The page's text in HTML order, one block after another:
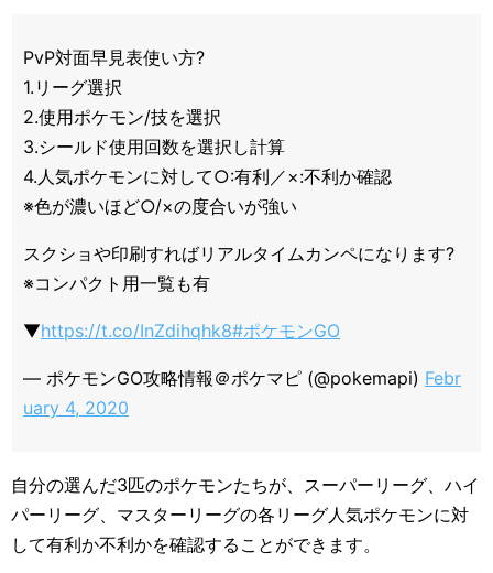
PvP対面早見表使い方?
1.リーグ選択
2.使用ポケモン/技を選択
3.シールド使用回数を選択し計算
4.人気ポケモンに対して○:有利／×:不利か確認
※色が濃いほど○/×の度合いが強い
スクショや印刷すればリアルタイムカンペになります?
※コンパクト用一覧も有
▼https://t.co/InZdihqhk8#ポケモンGO
— ポケモンGO攻略情報＠ポケマピ (@pokemapi) Febr
uary 4, 2020
自分の選んだ3匹のポケモンたちが、スーパーリーグ、ハイ
パーリーグ、マスターリーグの各リーグ人気ポケモンに対
して有利か不利かを確認することができます。